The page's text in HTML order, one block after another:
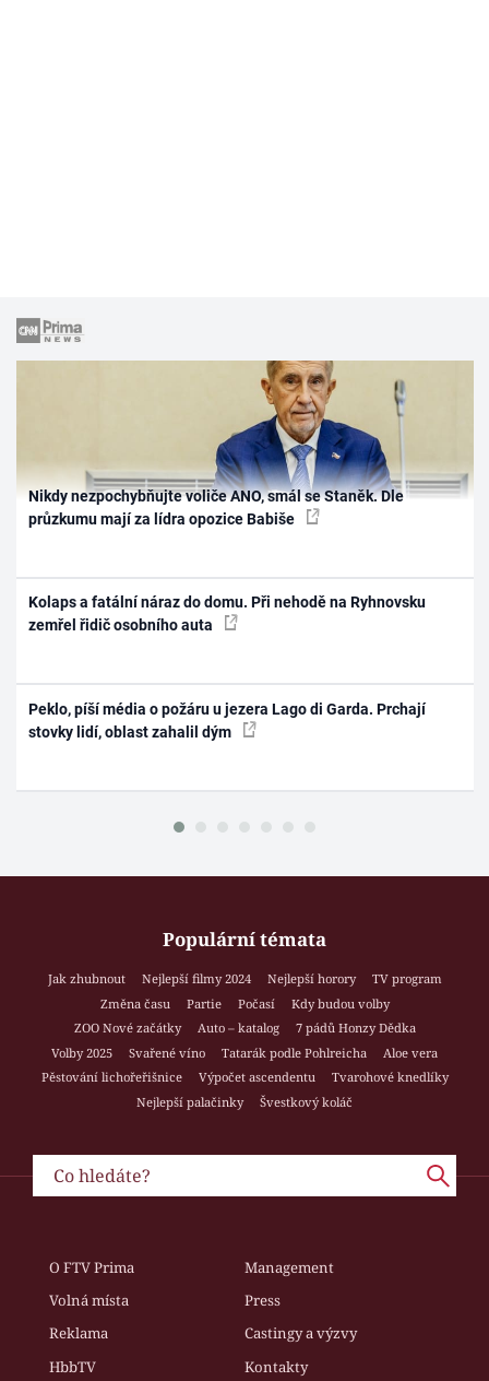
Nikdy nezpochybňujte voliče ANO, smál se Staněk. Dle
průzkumu mají za lídra opozice Babiše
Kolaps a fatální náraz do domu. Při nehodě na Ryhnovsku
zemřel řidič osobního auta
Peklo, píší média o požáru u jezera Lago di Garda. Prchají
stovky lidí, oblast zahalil dým
Populární témata
Jak zhubnout Nejlepší filmy 2024 Nejlepší horory
TV program
Změna času
Partie Počasí
Kdy budou volby
ZOO Nové začátky
Auto – katalog
7 pádů Honzy Dědka
Volby 2025
Svařené víno Tatarák podle Pohlreicha
Aloe vera
Pěstování lichořeřišnice
Výpočet ascendentu
Tvarohové knedlíky
Nejlepší palačinky
Švestkový koláč
O FTV Prima
Management
Volná místa
Press
Reklama
Castingy a výzvy
HbbTV
Kontakty